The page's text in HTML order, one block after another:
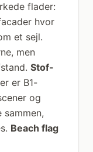
flader:
hvor
et sejl.
men
Stof-
er B1-
og
Beach flag